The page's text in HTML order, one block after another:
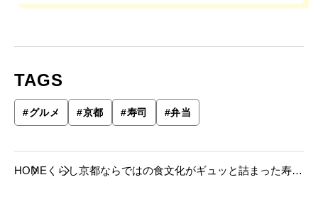
TAGS
#グルメ #京都 #寿司 #弁当
HOME くらし京都ならではの食文化がギュッと詰まった寿司